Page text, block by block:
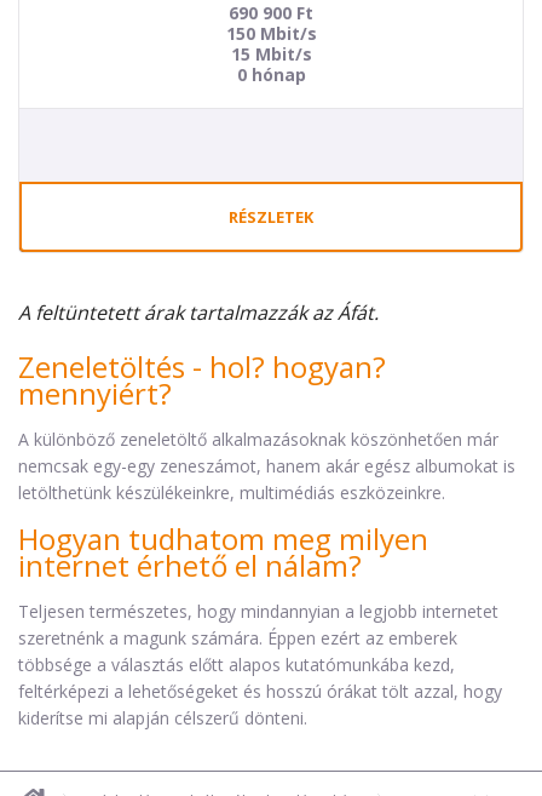
690 900 Ft
150 Mbit/s
15 Mbit/s
0 hónap
RÉSZLETEK
A feltüntetett árak tartalmazzák az Áfát.
Zeneletöltés - hol? hogyan?
mennyiért?
A különböző zeneletöltő alkalmazásoknak köszönhetően már
nemcsak egy-egy zeneszámot, hanem akár egész albumokat is
letölthetünk készülékeinkre, multimédiás eszközeinkre.
Hogyan tudhatom meg milyen
internet érhető el nálam?
Teljesen természetes, hogy mindannyian a legjobb internetet
szeretnénk a magunk számára. Éppen ezért az emberek
többsége a választás előtt alapos kutatómunkába kezd,
feltérképezi a lehetőségeket és hosszú órákat tölt azzal, hogy
kiderítse mi alapján célszerű dönteni.